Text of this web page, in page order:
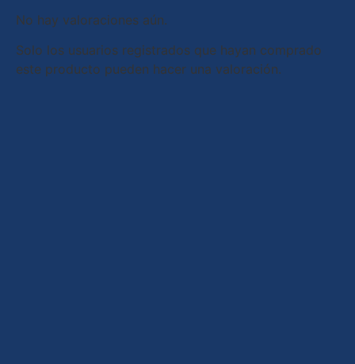
No hay valoraciones aún.
Solo los usuarios registrados que hayan comprado
este producto pueden hacer una valoración.